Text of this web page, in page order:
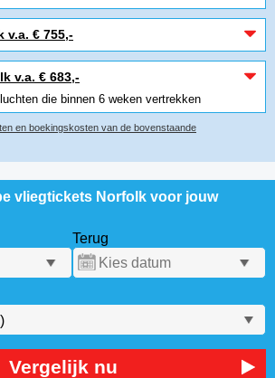
v.a. € 755,-
v.a. € 683,-
die binnen 6 weken vertrekken
en boekingskosten van de bovenstaande
vliegtickets Norfolk voor jouw
Terug
Vergelijk nu